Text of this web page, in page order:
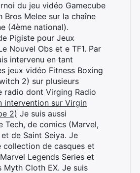
du jeu vidéo Gamecube
Bros Melee sur la chaîne
(4ème national).
Pigiste pour Jeux
Nouvel Obs et e TF1. Par
intervenu en tant
jeux vidéo Fitness Boxing
2) sur plusieurs
radio dont Virging Radio
intervention sur Virgin
2) Je suis aussi
Tech, de comics (Marvel,
de Saint Seiya. Je
collection de casques et
Legends Series et
Myth Cloth EX. Je suis